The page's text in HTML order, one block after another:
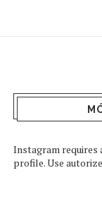
Instagram requires
profile. Use